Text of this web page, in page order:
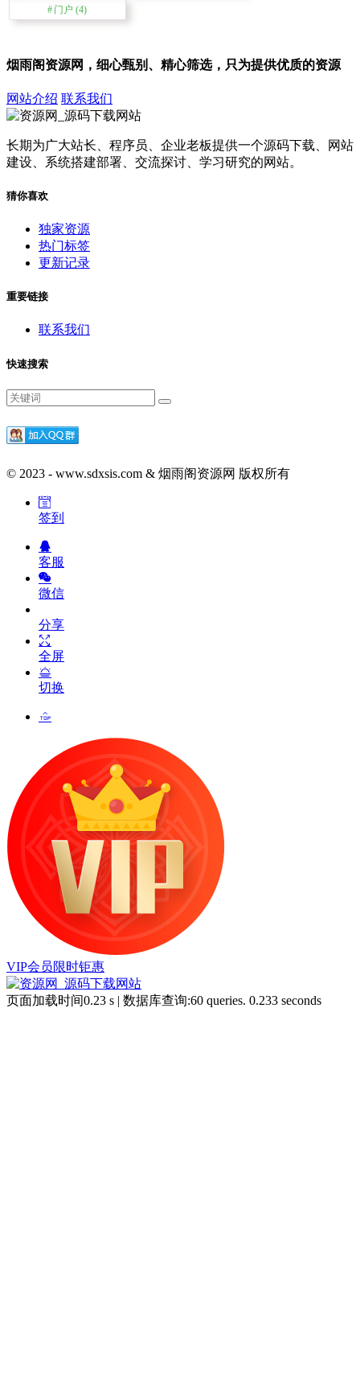
门户 (4)
烟雨阁资源网，细心甄别、精心筛选，只为提供优质的资源
网站介绍 联系我们
长期为广大站长、程序员、企业老板提供一个源码下载、网站
建设、系统搭建部署、交流探讨、学习研究的网站。
猜你喜欢
独家资源
热门标签
更新记录
重要链接
联系我们
快速搜索
© 2023 - www.sdxsis.com & 烟雨阁资源网 版权所有
签到
客服
微信
分享
全屏
切换
VIP会员限时钜惠
页面加载时间0.23 s | 数据库查询:60 queries. 0.233 seconds